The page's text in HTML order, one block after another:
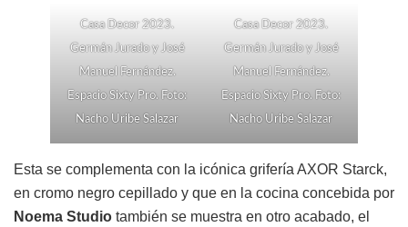
Casa Decor 2023.
Germán Jurado y José
Manuel Fernández.
Espacio Sixty Pro. Foto:
Nacho Uribe Salazar
Casa Decor 2023.
Germán Jurado y José
Manuel Fernández.
Espacio Sixty Pro. Foto:
Nacho Uribe Salazar
Esta se complementa con la icónica grifería AXOR Starck,
en cromo negro cepillado y que en la cocina concebida por
Noema Studio también se muestra en otro acabado, el